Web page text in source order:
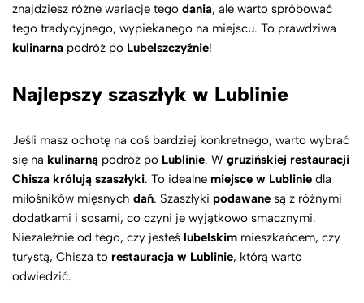
znajdziesz różne wariacje tego dania, ale warto spróbować
tego tradycyjnego, wypiekanego na miejscu. To prawdziwa
kulinarna podróż po Lubelszczyźnie!
Najlepszy szaszłyk w Lublinie
Jeśli masz ochotę na coś bardziej konkretnego, warto wybrać
się na kulinarną podróż po Lublinie. W gruzińskiej restauracji
Chisza królują szaszłyki. To idealne miejsce w Lublinie dla
miłośników mięsnych dań. Szaszłyki podawane są z różnymi
dodatkami i sosami, co czyni je wyjątkowo smacznymi.
Niezależnie od tego, czy jesteś lubelskim mieszkańcem, czy
turystą, Chisza to restauracja w Lublinie, którą warto
odwiedzić.